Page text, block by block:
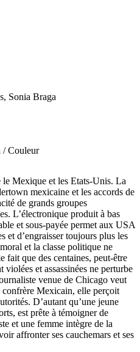
Sonia Braga
/ Couleur
Mexique et les Etats-Unis. La
mexicaine et les accords de
de grands groupes
L’électronique produit à bas
et sous-payée permet aux USA
et d’engraisser toujours plus les
et la classe politique ne
fait que des centaines, peut-être
et assassinées ne perturbe
venue de Chicago veut
confrère Mexicain, elle perçoit
D’autant qu’une jeune
est prête à témoigner de
et une femme intègre de la
affronter ses cauchemars et ses